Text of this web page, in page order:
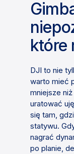
które
DJI to nie
warto mieć
mniejsze
uratować
się tam,
statywu.
nagrać
po planie,